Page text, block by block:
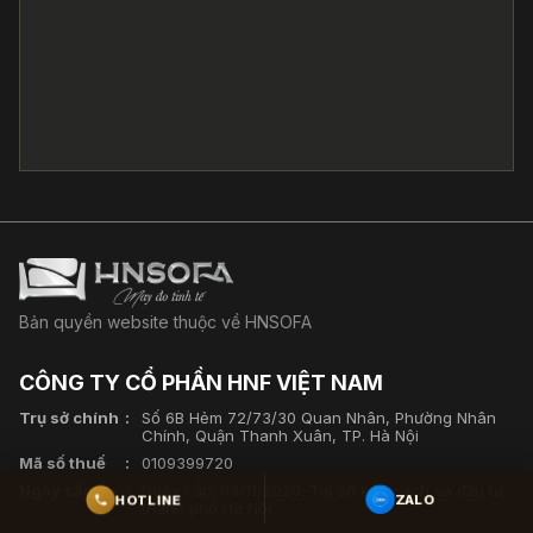
Bản quyền website thuộc về HNSOFA
CÔNG TY CỔ PHẦN HNF VIỆT NAM
Trụ sở chính
Số 6B Hẻm 72/73/30 Quan Nhân, Phường Nhân
Chính, Quận Thanh Xuân, TP. Hà Nội
Mã số thuế
0109399720
Ngày cấp
Ngày cấp: 03/11/2020. Tại Sở kế hoạch và đầu tư
thành phố Hà Nội.
HOTLINE ZALO